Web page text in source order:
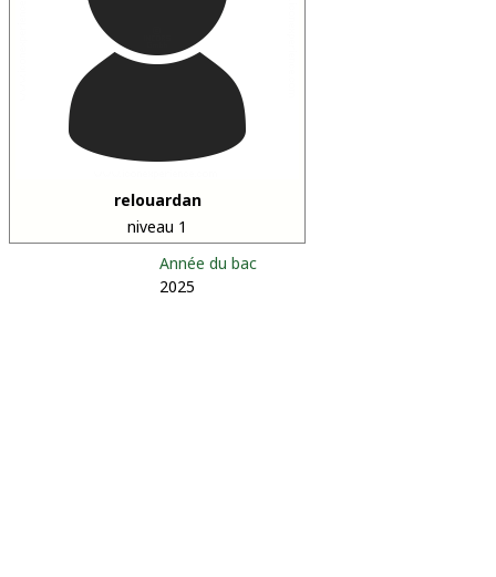
relouardan
niveau 1
Année du bac
2025